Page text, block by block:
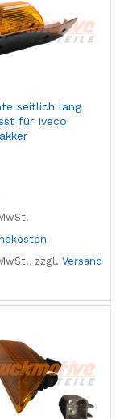
seitlich lang
für Iveco
zzgl. Versand